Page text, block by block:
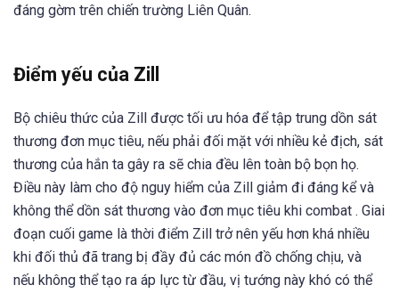
đáng gờm trên chiến trường Liên Quân.
Điểm yếu của Zill
Bộ chiêu thức của Zill được tối ưu hóa để tập trung dồn sát
thương đơn mục tiêu, nếu phải đối mặt với nhiều kẻ địch, sát
thương của hắn ta gây ra sẽ chia đều lên toàn bộ bọn họ.
Điều này làm cho độ nguy hiểm của Zill giảm đi đáng kể và
không thể dồn sát thương vào đơn mục tiêu khi combat . Giai
đoạn cuối game là thời điểm Zill trở nên yếu hơn khá nhiều
khi đối thủ đã trang bị đầy đủ các món đồ chống chịu, và
nếu không thể tạo ra áp lực từ đầu, vị tướng này khó có thể